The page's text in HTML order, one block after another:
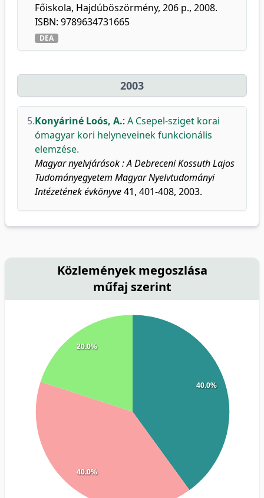
Főiskola, Hajdúböszörmény, 206 p., 2008.
ISBN: 9789634731665
DEA
2003
5.Konyáriné Loós, A.: A Csepel-sziget korai
ómagyar kori helyneveinek funkcionális
elemzése.
Magyar nyelvjárások : A Debreceni Kossuth Lajos
Tudományegyetem Magyar Nyelvtudományi
Intézetének évkönyve41, 401-408, 2003.
Közlemények megoszlása
műfaj szerint
40.0%
40.0%
20.0%